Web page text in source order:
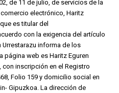
de 11 de julio, de servicios de la
electrónico, Haritz
es titular del
con la exigencia del artículo
Urrestarazu informa de los
página web es Haritz Eguren
con inscripción en el Registro
Folio 159 y domicilio social en
Gipuzkoa. La dirección de